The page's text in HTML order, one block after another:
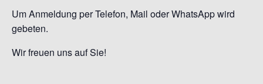
Um Anmeldung per Telefon, Mail oder WhatsApp wird
gebeten.
Wir freuen uns auf Sie!